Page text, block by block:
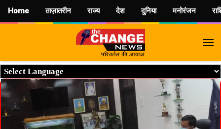
Home ताज़ातरीन राज्य देश दुनिया मनोरंजन